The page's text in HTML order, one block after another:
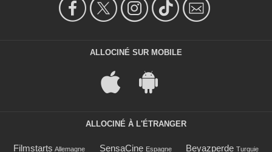
ALLOCINÉ SUR MOBILE
ALLOCINÉ À L'ÉTRANGER
Filmstarts Allemagne SensaCine Espagne Beyazperde Turquie